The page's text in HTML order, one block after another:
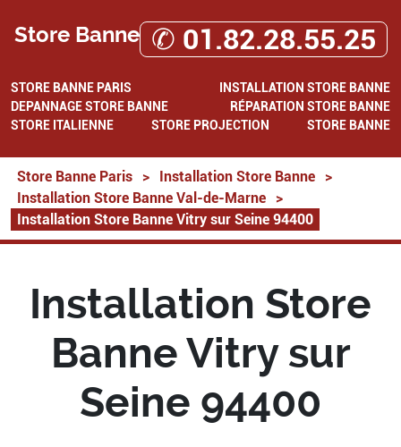
Store Banne ✆ 01.82.28.55.25
STORE BANNE PARIS
INSTALLATION STORE BANNE
DEPANNAGE STORE BANNE
RÉPARATION STORE BANNE
STORE ITALIENNE
STORE PROJECTION STORE BANNE
Store Banne Paris > Installation Store Banne
>
Installation Store Banne Val-de-Marne
>
Installation Store Banne Vitry sur Seine 94400
Installation Store
Banne Vitry sur
Seine 94400